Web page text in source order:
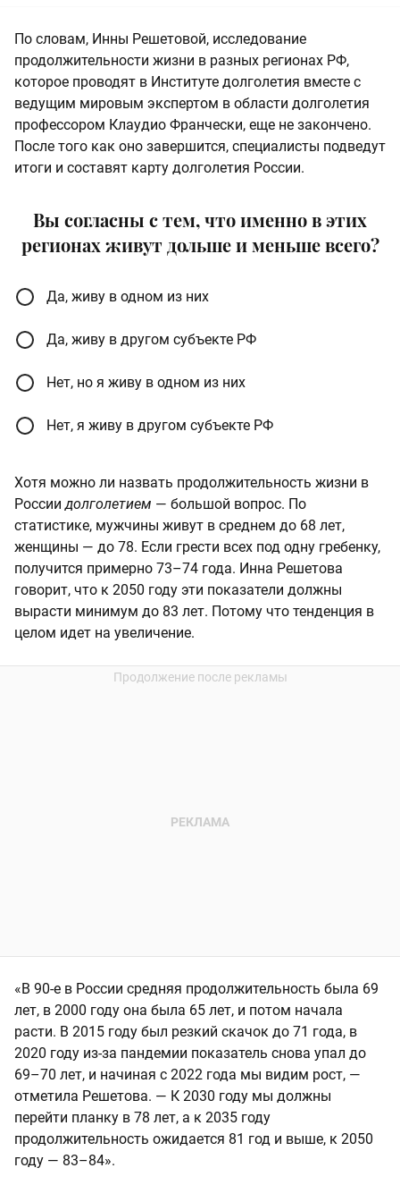
По словам, Инны Решетовой, исследование
продолжительности жизни в разных регионах РФ,
которое проводят в Институте долголетия вместе с
ведущим мировым экспертом в области долголетия
профессором Клаудио Франчески, еще не закончено.
После того как оно завершится, специалисты подведут
итоги и составят карту долголетия России.
Вы согласны с тем, что именно в этих
регионах живут дольше и меньше всего?
Да, живу в одном из них
Да, живу в другом субъекте РФ
Нет, но я живу в одном из них
Нет, я живу в другом субъекте РФ
Хотя можно ли назвать продолжительность жизни в
России долголетием — большой вопрос. По
статистике, мужчины живут в среднем до 68 лет,
женщины — до 78. Если грести всех под одну гребенку,
получится примерно 73–74 года. Инна Решетова
говорит, что к 2050 году эти показатели должны
вырасти минимум до 83 лет. Потому что тенденция в
целом идет на увеличение.
«В 90-е в России средняя продолжительность была 69
лет, в 2000 году она была 65 лет, и потом начала
расти. В 2015 году был резкий скачок до 71 года, в
2020 году из-за пандемии показатель снова упал до
69–70 лет, и начиная с 2022 года мы видим рост, —
отметила Решетова. — К 2030 году мы должны
перейти планку в 78 лет, а к 2035 году
продолжительность ожидается 81 год и выше, к 2050
году — 83–84».